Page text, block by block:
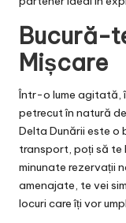
Bucură-
Mișcare
Într-o lume agitată,
petrecut în natură
Delta Dunării este o
transport, poți să te
minunate rezervații
amenajate, te vei
locuri care îți vor